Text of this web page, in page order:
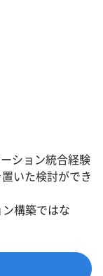
ション統合経験
いた検討ができ
ン構築ではな